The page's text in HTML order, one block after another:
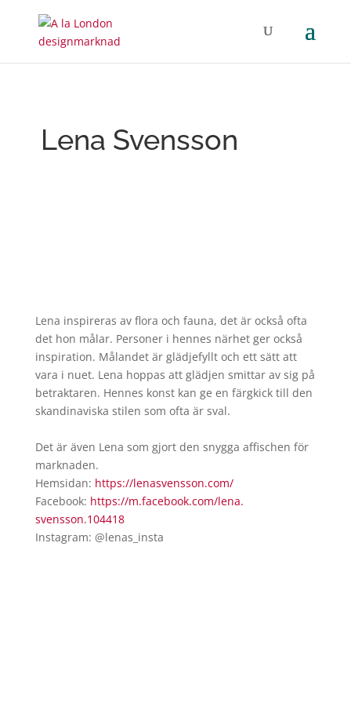
Lena Svensson
Lena inspireras av flora och fauna, det är också ofta
det hon målar. Personer i hennes närhet ger också
inspiration. Målandet är glädjefyllt och ett sätt att
vara i nuet. Lena hoppas att glädjen smittar av sig på
betraktaren. Hennes konst kan ge en färgkick till den
skandinaviska stilen som ofta är sval.
Det är även Lena som gjort den snygga affischen för
marknaden.
Hemsidan: https://lenasvensson.com/
Facebook: https://m.facebook.com/lena.
svensson.104418
Instagram: @lenas_insta